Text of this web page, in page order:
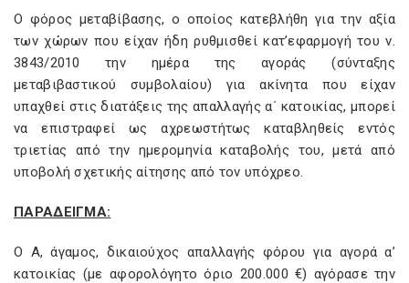
Ο φόρος μεταβίβασης, ο οποίος κατεβλήθη για την αξία
των χώρων που είχαν ήδη ρυθμισθεί κατ’εφαρμογή του ν.
3843/2010 την ημέρα της αγοράς (σύνταξης
μεταβιβαστικού συμβολαίου) για ακίνητα που είχαν
υπαχθεί στις διατάξεις της απαλλαγής α΄ κατοικίας, μπορεί
να επιστραφεί ως αχρεωστήτως καταβληθείς εντός
τριετίας από την ημερομηνία καταβολής του, μετά από
υποβολή σχετικής αίτησης από τον υπόχρεο.
ΠΑΡΑΔΕΙΓΜΑ:
O A, άγαμος, δικαιούχος απαλλαγής φόρου για αγορά α’
κατοικίας (με αφορολόγητο όριο 200.000 €) αγόρασε την